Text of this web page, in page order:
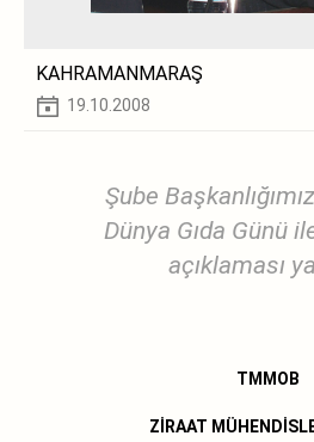
KAHRAMANMARAŞ
19.10.2008
Şube
Dünya Gıda Günü
açıklaması
TMMOB
ZİRAAT